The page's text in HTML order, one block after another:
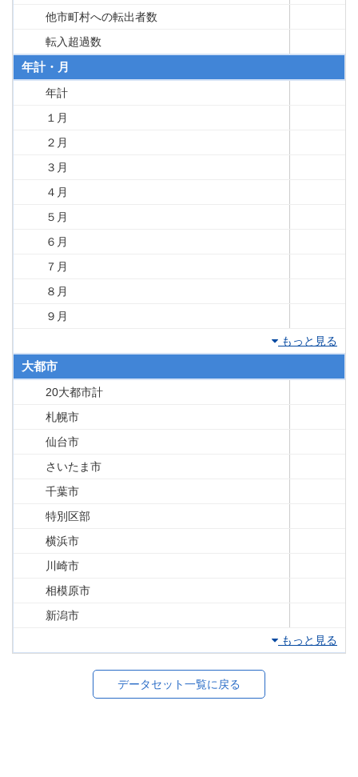
他市町村への転出者数
転入超過数
年計・月
年計
１月
２月
３月
４月
５月
６月
７月
８月
９月
もっと見る
大都市
20大都市計
札幌市
仙台市
さいたま市
千葉市
特別区部
横浜市
川崎市
相模原市
新潟市
もっと見る
データセット一覧に戻る